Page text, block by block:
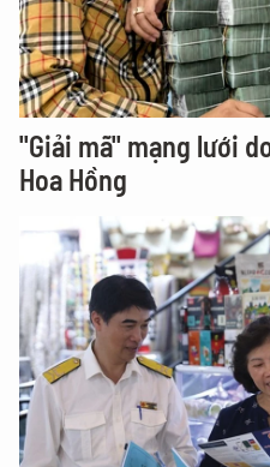
"Giải mã" mạng lưới
Hoa Hồng